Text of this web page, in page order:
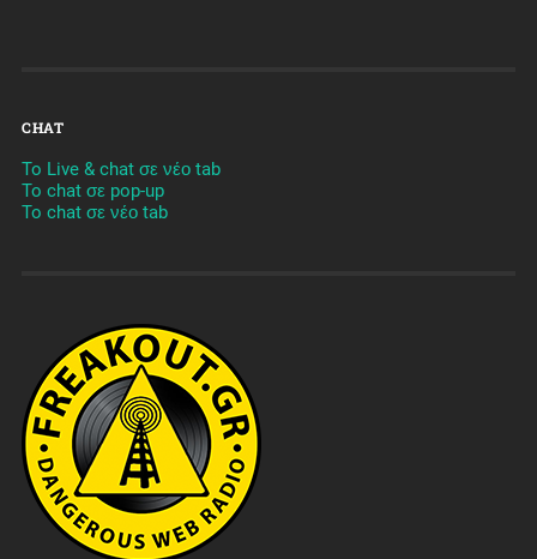
CHAT
To Live & chat σε νέο tab
To chat σε pop-up
To chat σε νέο tab